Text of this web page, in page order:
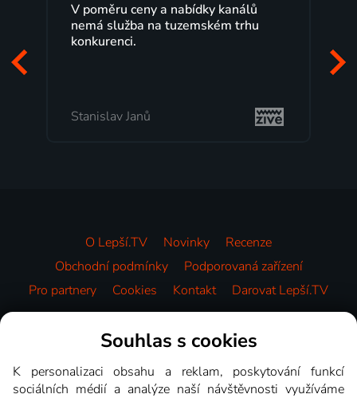
Lepší.TV sleduji už několik let s
maximální spokojeností. Velký výběr
programů a nemuset běžet k TV na
Milada Tomešová
O Lepší.TV Novinky
Recenze
Obchodní podmínky
Podporovaná zařízení
Pro partnery
Cookies Kontakt Darovat Lepší.TV
Videotéka
Souhlas s cookies
K personalizaci obsahu a reklam, poskytování funkcí
sociálních médií a analýze naší návštěvnosti využíváme